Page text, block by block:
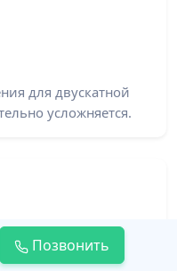
для двускатной
усложняется.
Позвонить